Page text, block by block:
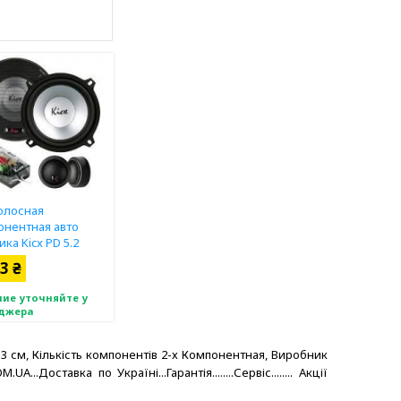
авто
Kicx PD 5.2
₴
уточняйте у
см, Кількість компонентів 2-х Компонентная, Виробник
по Україні...Гарантія........Сервіс........ Акції